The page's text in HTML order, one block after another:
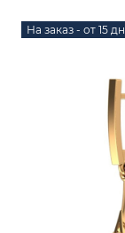
На заказ - от 15